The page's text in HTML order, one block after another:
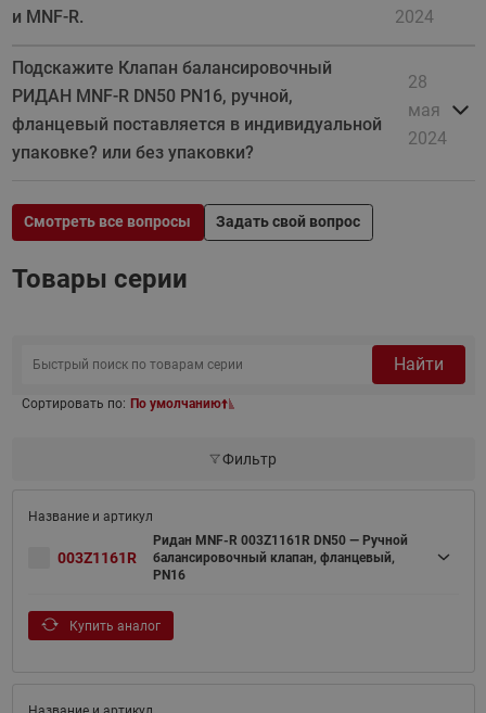
и MNF-R.
2024
Подскажите Клапан балансировочный
РИДАН MNF-R DN50 PN16, ручной,
фланцевый поставляется в индивидуальной
упаковке? или без упаковки?
28
мая
2024
Смотреть все вопросы Задать свой вопрос
Товары серии
Найти
Сортировать по: По умолчанию
Фильтр
003Z1161R
Ридан MNF-R 003Z1161R DN50 — Ручной
балансировочный клапан, фланцевый,
PN16
Купить аналог